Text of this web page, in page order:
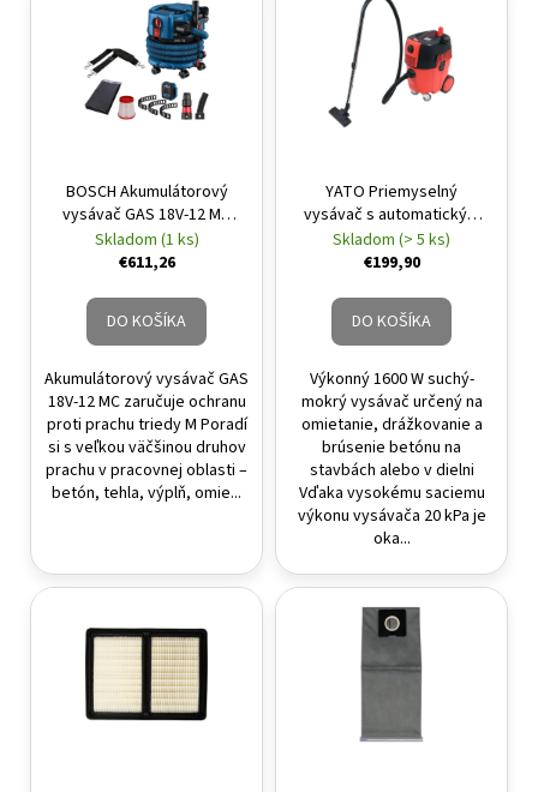
BOSCH Akumulátorový
vysávač GAS 18V-12 MC
(bez akumulátora a
nabíjačky) trieda M
Skladom (1 ks)
€611,26
DO KOŠÍKA
Akumulátorový vysávač GAS
18V-12 MC zaručuje ochranu
proti prachu triedy M Poradí
si s veľkou väčšinou druhov
prachu v pracovnej oblasti –
betón, tehla, výplň, omie...
YATO Priemyselný
vysávač s automatickým
oklepom filtra 30 litrov
HEPA filter 1600W
Skladom (> 5 ks)
€199,90
DO KOŠÍKA
Výkonný 1600 W suchý-
mokrý vysávač určený na
omietanie, drážkovanie a
brúsenie betónu na
stavbách alebo v dielni
Vďaka vysokému saciemu
výkonu vysávača 20 kPa je
oka...